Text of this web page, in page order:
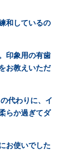
和しているの
印象用の有歯
お教えいただ
代わりに、イ
らか過ぎてダ
お使いでした